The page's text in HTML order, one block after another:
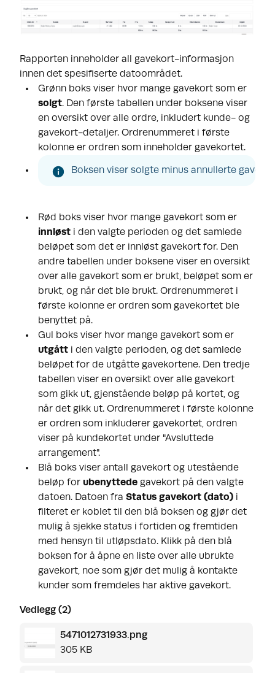
Rapporten inneholder all gavekort-informasjon
innen det spesifiserte datoområdet.
Grønn boks viser hvor mange gavekort som er
solgt. Den første tabellen under boksene viser
en oversikt over alle ordre, inkludert kunde- og
gavekort-detaljer. Ordrenummeret i første
kolonne er ordren som inneholder gavekortet.
Boksen viser solgte minus annullerte
Rød boks viser hvor mange gavekort som er
innløst i den valgte perioden og det samlede
beløpet som det er innløst gavekort for. Den
andre tabellen under boksene viser en oversikt
over alle gavekort som er brukt, beløpet som er
brukt, og når det ble brukt. Ordrenummeret i
første kolonne er ordren som gavekortet ble
benyttet på.
Gul boks viser hvor mange gavekort som er
utgått i den valgte perioden, og det samlede
beløpet for de utgåtte gavekortene. Den tredje
tabellen viser en oversikt over alle gavekort
som gikk ut, gjenstående beløp på kortet, og
når det gikk ut. Ordrenummeret i første kolonne
er ordren som inkluderer gavekortet, ordren
viser på kundekortet under "Avsluttede
arrangement".
Blå boks viser antall gavekort og utestående
beløp for ubenyttede gavekort på den valgte
datoen. Datoen fra Status gavekort (dato) i
filteret er koblet til den blå boksen og gjør det
mulig å sjekke status i fortiden og fremtiden
med hensyn til utløpsdato. Klikk på den blå
boksen for å åpne en liste over alle ubrukte
gavekort, noe som gjør det mulig å kontakte
kunder som fremdeles har aktive gavekort.
Vedlegg (2)
5471012731933.png
305 KB